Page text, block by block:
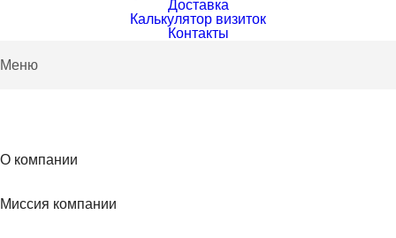
Доставка
Калькулятор визиток
Контакты
Меню
О компании
Миссия компании